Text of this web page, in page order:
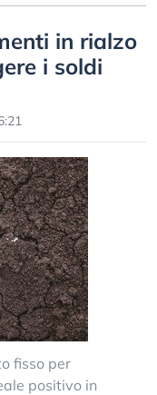
in rialzo
i soldi
fisso per
positivo in